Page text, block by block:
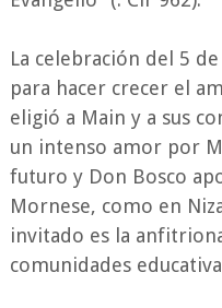
La celebración del 5
para hacer crecer el
eligió a Main y a sus
un intenso amor por
futuro y Don Bosco
Mornese, como en
invitado es la
comunidades